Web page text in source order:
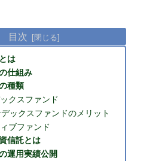
目次
は
仕組み
種類
クスファンド
ックスファンドのメリット
ブファンド
信託とは
運用実績公開